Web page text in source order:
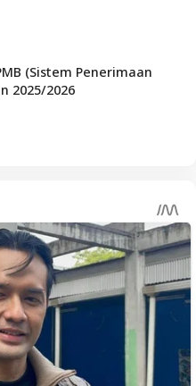
(Sistem Penerimaan
2025/2026